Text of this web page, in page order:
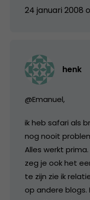
24 januari 2008
henk
@Emanuel,
ik heb safari als
nog nooit
Alles werkt
zeg je ook het
te zijn zie ik
op andere